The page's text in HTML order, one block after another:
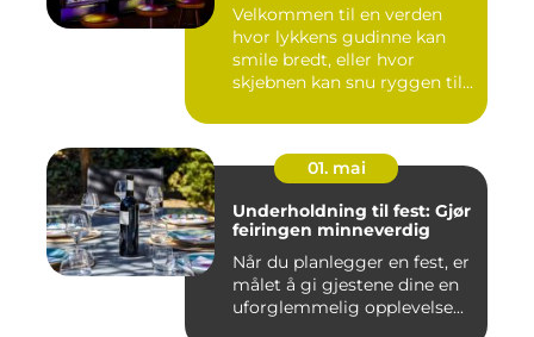
Velkommen til en verden
hvor lykkens gudinne kan
smile bredt, eller hvor
skjebnen kan snu ryggen til...
01. mai
Underholdning til fest: Gjør
feiringen minneverdig
Når du planlegger en fest, er
målet å gi gjestene dine en
uforglemmelig opplevelse...